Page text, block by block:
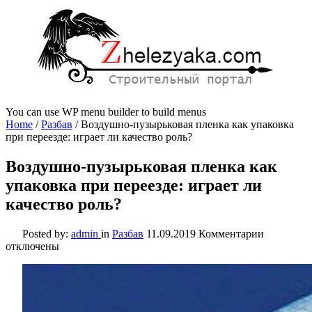
You can use WP menu builder to build menus
Home /Разбав /Воздушно-пузырьковая пленка как упаковка
при переезде: играет ли качество роль?
Воздушно-пузырьковая пленка как
упаковка при переезде: играет ли
качество роль?
Posted by: admin in Разбав 11.09.2019 Комментарии
упаковка
отключены